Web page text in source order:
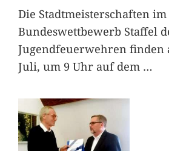
Die Stadtmeisterschaften im
Bundeswettbewerb Staffel
Jugendfeuerwehren finden
Juli, um 9 Uhr auf dem …